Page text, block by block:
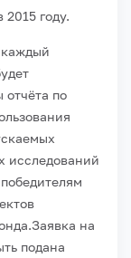
2015 году.
каждый
отчёта по
исследований
Заявка на
подана